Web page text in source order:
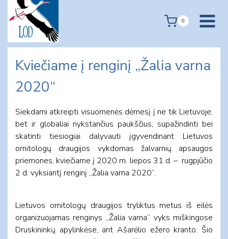
content
0
Kviečiame į renginį „Žalia varna
2020“
Siekdami atkreipti visuomenės dėmesį į ne tik Lietuvoje,
bet ir globaliai nykstančius paukščius, supažindinti bei
skatinti tiesiogiai dalyvauti įgyvendinant Lietuvos
ornitologų draugijos vykdomas žalvarnių apsaugos
priemones, kviečiame į 2020 m. liepos 31 d. – rugpjūčio
2 d. vyksiantį renginį „Žalia varna 2020“.
Lietuvos ornitologų draugijos tryliktus metus iš eilės
organizuojamas renginys „Žalia varna“ vyks miškingose
Druskininkų apylinkėse, ant Ašarėlio ežero kranto. Šio